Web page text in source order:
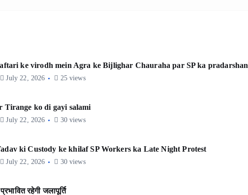
ke virodh mein Agra ke Bijlighar Chauraha par SP ka pradarshan
July 22, 2026 25 views
Tirange ko di gayi salami
July 22, 2026 30 views
ki Custody ke khilaf SP Workers ka Late Night Protest
July 22, 2026 30 views
रहेगी जलापूर्ति